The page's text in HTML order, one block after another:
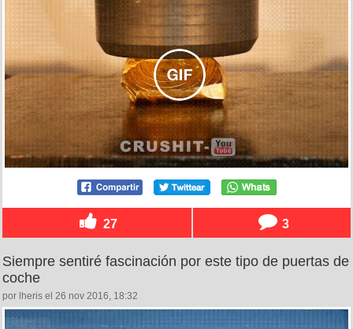
27 3
Siempre sentiré fascinación por este tipo de puertas de
coche
por lheris el 26 nov 2016, 18:32